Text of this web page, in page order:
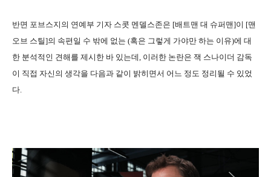
반면 포브스지의 연예부 기자 스콧 멘델스존은 [배트맨 대 슈퍼맨]이 [맨
오브 스틸]의 속편일 수 밖에 없는 (혹은 그렇게 가야만 하는 이유)에 대
한 분석적인 견해를 제시한 바 있는데, 이러한 논란은 잭 스나이더 감독
이 직접 자신의 생각을 다음과 같이 밝히면서 어느 정도 정리될 수 있었
다.